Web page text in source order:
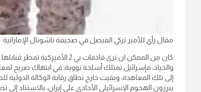
مقال رأي للأمير تركي الفيصل في صحيفة ناشونال الإماراتية
كان من الممكن ان نرى قاذفات
والحياد، فإسرائيل تمتلك أسلحة نووية، في انتهاك صريح
إلى تلك المعاهدة، وبقيت خارج نطاق رقابة الوكالة
يبررون الهجوم الإسرائيلي الأحادي على إيران، بالاستناد